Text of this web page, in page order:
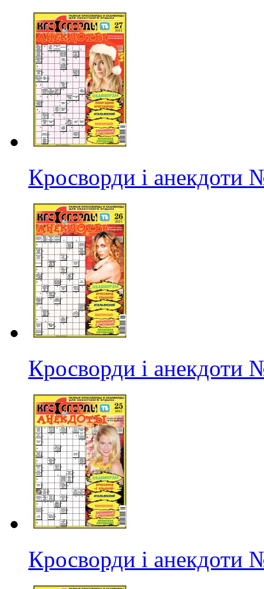
Кросворди і анекдоти
Кросворди і анекдоти
Кросворди і анекдоти